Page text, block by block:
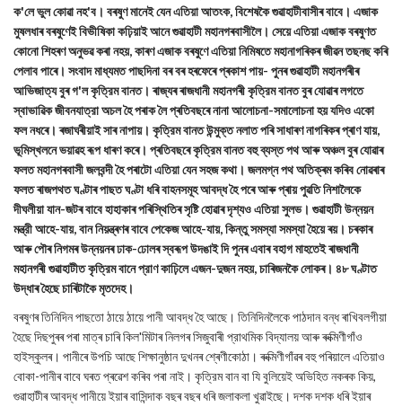
ক'লে ভুল কোৱা নহ'ব। বৰষুণ মানেই যেন এতিয়া আতংক, বিশেষকৈ গুৱাহাটীবাসীৰ বাবে। এজাক
মুষলধাৰ বৰষুণেই বিভীষিকা কঢ়িয়াই আনে গুৱাহাটী মহানগৰবাসীলৈ। সেয়ে এতিয়া এজাক বৰষুণত
কোনো শিহৰণ অনুভৱ কৰা নহয়, কাৰণ এজাক বৰষুণে এতিয়া নিমিষতে মহানাগৰিকৰ জীৱন তছনছ কৰি
পেলাব পাৰে। সংবাদ মাধ্যমত পাছদিনা বৰ বৰ হৰফেৰে প্ৰকাশ পায়- পুনৰ গুৱাহাটী মহানগৰীৰ
আভিজাত্য বুৰ গ'ল কৃত্রিম বানত। ৰাজ্যৰ ৰাজধানী মহানগৰী কৃত্রিম বানত বুৰ যোৱাৰ লগতে
স্বাভাৱিক জীবনযাত্রা অচল হৈ পৰাক লৈ প্ৰতিবছৰে নানা আলোচনা-সমালোচনা হয় যদিও একো
ফল নধৰে। ৰজাঘৰীয়াই সাৰ নাপায়। কৃত্রিম বানত উন্মুক্ত নলাত পৰি সাধাৰণ নাগৰিকৰ প্ৰাণ যায়,
ভূমিস্খলনে ভয়াৱহ ৰূপ ধাৰণ কৰে। প্ৰতিবছৰে কৃত্রিম বানত বহু ব্যস্ত পথ আৰু অঞ্চল বুৰ যোৱাৰ
ফলত মহানগৰবাসী জলবন্দী হৈ পৰাটো এতিয়া যেন সহজ কথা। জলমগ্ন পথ অতিক্ৰম কৰিব নোৱৰাৰ
ফলত ৰাজপথত ঘণ্টাৰ পাছত ঘণ্টা ধৰি বাহনসমূহ আবদ্ধ হৈ পৰে আৰু প্ৰায় পুৱতি নিশালৈকে
দীঘলীয়া যান-জটৰ বাবে হাহাকাৰ পৰিস্থিতিৰ সৃষ্টি হোৱাৰ দৃশ্যও এতিয়া সুলভ। গুৱাহাটী উন্নয়ন
মন্ত্রী আহে-যায়, বান নিয়ন্ত্ৰণৰ বাবে পেকেজ আহে-যায়, কিন্তু সমস্যা সমস্যা হৈয়ে ৰয়। চৰকাৰ
আৰু পৌৰ নিগমৰ উন্নয়নৰ ঢাক-ঢোলৰ স্বৰূপ উদঙাই দি পুনৰ এবাৰ বহাগ মাহতেই ৰাজধানী
মহানগৰী গুৱাহাটীত কৃত্রিম বানে প্রাণ কাঢ়িলে এজন-দুজন নহয়, চাৰিজনকৈ লোকৰ। ৪৮ ঘণ্টাত
উদ্ধাৰ হৈছে চাৰিটাকৈ মৃতদেহ।
বৰষুণৰ তিনিদিন পাছতো ঠায়ে ঠায়ে পানী আবদ্ধ হৈ আছে। তিনিদিনলৈকে পাঠদান বন্ধ ৰাখিবলগীয়া
হৈছে দিছপুৰৰ পৰা মাত্ৰ চাৰি কিল'মিটাৰ নিলগৰ সিজুবাৰী প্রাথমিক বিদ্যালয় আৰু ৰুক্মিণীগাঁও
হাইস্কুলৰ। পানীৰে উপচি আছে শিক্ষানুষ্ঠান দুখনৰ শ্ৰেণীকোঠা। ৰুক্মিণীগাঁৱৰ বহু পৰিয়ালে এতিয়াও
বোকা-পানীৰ বাবে ঘৰত প্ৰৱেশ কৰিব পৰা নাই। কৃত্রিম বান বা যি বুলিয়েই অভিহিত নকৰক কিয়,
গুৱাহাটীৰ আবদ্ধ পানীয়ে ইয়াৰ বাসিন্দাক বছৰ বছৰ ধৰি জলাকলা খুৱাইছে। দশক দশক ধৰি ইয়াৰ